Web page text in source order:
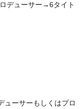
デューサー→6タイト
ューサーもしくはプロ